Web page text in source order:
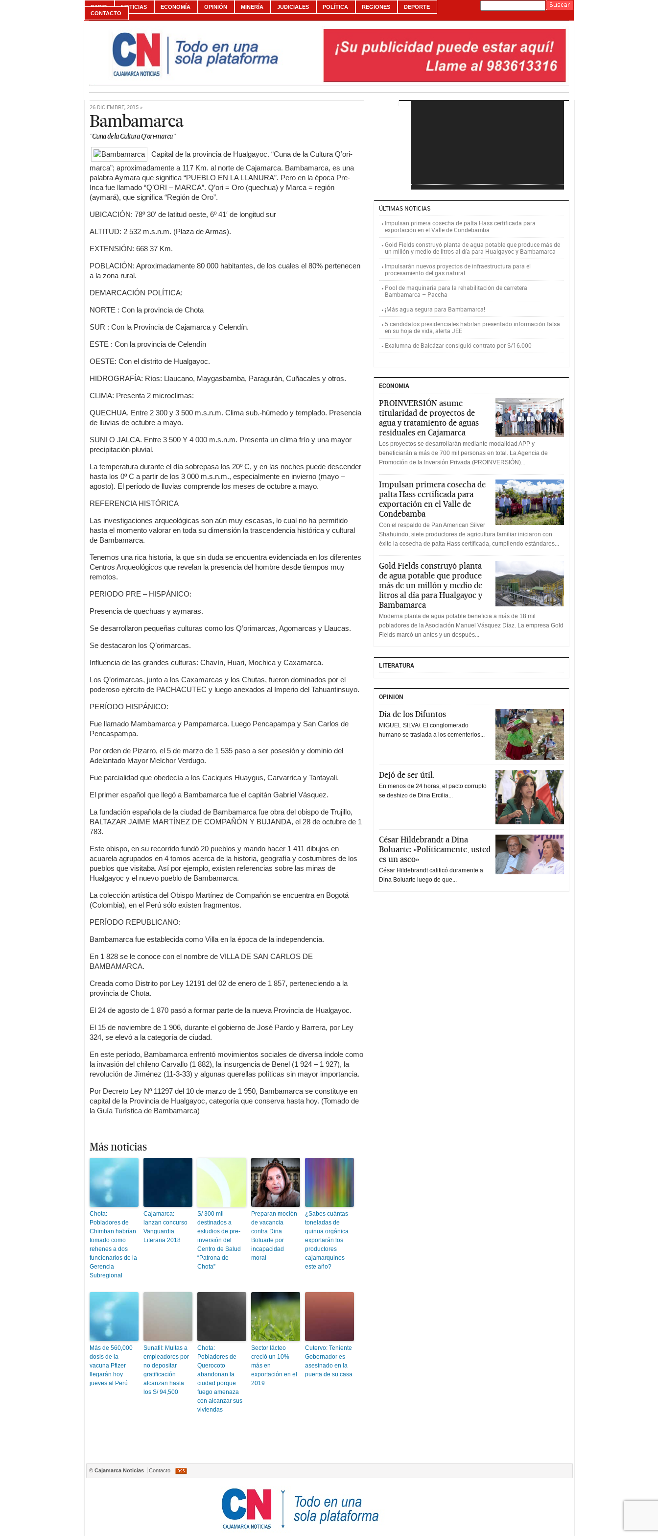
INICIO NOTICIAS ECONOMÍA OPINIÓN MINERÍA JUDICIALES POLÍTICA REGIONES
DEPORTE
CONTACTO
26 DICIEMBRE, 2015 »
Bambamarca
“Cuna de la Cultura Q’ori-marca”
Capital de la provincia de Hualgayoc. “Cuna de la Cultura Q’ori-
marca”; aproximadamente a 117 Km. al norte de Cajamarca. Bambamarca, es una
palabra Aymara que significa “PUEBLO EN LA LLANURA”. Pero en la época Pre-
Inca fue llamado “Q’ORI – MARCA”. Q’ori = Oro (quechua) y Marca = región
(aymará), que significa “Región de Oro”.
UBICACIÓN: 78º 30′ de latitud oeste, 6º 41′ de longitud sur
ALTITUD: 2 532 m.s.n.m. (Plaza de Armas).
EXTENSIÓN: 668 37 Km.
POBLACIÓN: Aproximadamente 80 000 habitantes, de los cuales el 80% pertenecen
a la zona rural.
DEMARCACIÓN POLÍTICA:
NORTE : Con la provincia de Chota
SUR : Con la Provincia de Cajamarca y Celendín.
ESTE : Con la provincia de Celendín
OESTE: Con el distrito de Hualgayoc.
HIDROGRAFÍA: Ríos: Llaucano, Maygasbamba, Paragurán, Cuñacales y otros.
CLIMA: Presenta 2 microclimas:
QUECHUA. Entre 2 300 y 3 500 m.s.n.m. Clima sub.-húmedo y templado. Presencia
de lluvias de octubre a mayo.
SUNI O JALCA. Entre 3 500 Y 4 000 m.s.n.m. Presenta un clima frío y una mayor
precipitación pluvial.
La temperatura durante el día sobrepasa los 20º C, y en las noches puede descender
hasta los 0º C a partir de los 3 000 m.s.n.m., especialmente en invierno (mayo –
agosto). El período de lluvias comprende los meses de octubre a mayo.
REFERENCIA HISTÓRICA
Las investigaciones arqueológicas son aún muy escasas, lo cual no ha permitido
hasta el momento valorar en toda su dimensión la trascendencia histórica y cultural
de Bambamarca.
Tenemos una rica historia, la que sin duda se encuentra evidenciada en los diferentes
Centros Arqueológicos que revelan la presencia del hombre desde tiempos muy
remotos.
PERIODO PRE – HISPÁNICO:
Presencia de quechuas y aymaras.
Se desarrollaron pequeñas culturas como los Q’orimarcas, Agomarcas y Llaucas.
Se destacaron los Q’orimarcas.
Influencia de las grandes culturas: Chavín, Huari, Mochica y Caxamarca.
Los Q’orimarcas, junto a los Caxamarcas y los Chutas, fueron dominados por el
poderoso ejército de PACHACUTEC y luego anexados al Imperio del Tahuantinsuyo.
PERÍODO HISPÁNICO:
Fue llamado Mambamarca y Pampamarca. Luego Pencapampa y San Carlos de
Pencaspampa.
Por orden de Pizarro, el 5 de marzo de 1 535 paso a ser posesión y dominio del
Adelantado Mayor Melchor Verdugo.
Fue parcialidad que obedecía a los Caciques Huaygus, Carvarrica y Tantayali.
El primer español que llegó a Bambamarca fue el capitán Gabriel Vásquez.
La fundación española de la ciudad de Bambamarca fue obra del obispo de Trujillo,
BALTAZAR JAIME MARTÍNEZ DE COMPAÑÓN Y BUJANDA, el 28 de octubre de 1
783.
Este obispo, en su recorrido fundó 20 pueblos y mando hacer 1 411 dibujos en
acuarela agrupados en 4 tomos acerca de la historia, geografía y costumbres de los
pueblos que visitaba. Así por ejemplo, existen referencias sobre las minas de
Hualgayoc y el nuevo pueblo de Bambamarca.
La colección artística del Obispo Martínez de Compañón se encuentra en Bogotá
(Colombia), en el Perú sólo existen fragmentos.
PERÍODO REPUBLICANO:
Bambamarca fue establecida como Villa en la época de la independencia.
En 1 828 se le conoce con el nombre de VILLA DE SAN CARLOS DE
BAMBAMARCA.
Creada como Distrito por Ley 12191 del 02 de enero de 1 857, perteneciendo a la
provincia de Chota.
El 24 de agosto de 1 870 pasó a formar parte de la nueva Provincia de Hualgayoc.
El 15 de noviembre de 1 906, durante el gobierno de José Pardo y Barrera, por Ley
324, se elevó a la categoría de ciudad.
En este período, Bambamarca enfrentó movimientos sociales de diversa índole como
la invasión del chileno Carvallo (1 882), la insurgencia de Benel (1 924 – 1 927), la
revolución de Jiménez (11-3-33) y algunas querellas políticas sin mayor importancia.
Por Decreto Ley Nº 11297 del 10 de marzo de 1 950, Bambamarca se constituye en
capital de la Provincia de Hualgayoc, categoría que conserva hasta hoy. (Tomado de
la Guía Turística de Bambamarca)
Más noticias
Chota:
Pobladores de
Chimban habrían
tomado como
rehenes a dos
funcionarios de la
Gerencia
Subregional
Cajamarca:
lanzan concurso
Vanguardia
Literaria 2018
S/ 300 mil
destinados a
estudios de pre-
inversión del
Centro de Salud
“Patrona de
Chota”
Preparan moción
de vacancia
contra Dina
Boluarte por
incapacidad
moral
¿Sabes cuántas
toneladas de
quinua orgánica
exportarán los
productores
cajamarquinos
este año?
Más de 560,000
dosis de la
vacuna Pfizer
llegarán hoy
jueves al Perú
Sunafil: Multas a
empleadores por
no depositar
gratificación
alcanzan hasta
los S/ 94,500
Chota:
Pobladores de
Querocoto
abandonan la
ciudad porque
fuego amenaza
con alcanzar sus
viviendas
Sector lácteo
creció un 10%
más en
exportación en el
2019
Cutervo: Teniente
Gobernador es
asesinado en la
puerta de su casa
ÚLTIMAS NOTICIAS
Impulsan primera cosecha de palta Hass certificada para
exportación en el Valle de Condebamba
Gold Fields construyó planta de agua potable que produce más de
un millón y medio de litros al día para Hualgayoc y Bambamarca
Impulsarán nuevos proyectos de infraestructura para el
procesamiento del gas natural
Pool de maquinaria para la rehabilitación de carretera
Bambamarca – Paccha
¡Más agua segura para Bambamarca!
5 candidatos presidenciales habrían presentado información falsa
en su hoja de vida, alerta JEE
Exalumna de Balcázar consiguió contrato por S/16.000
ECONOMIA
PROINVERSIÓN asume
titularidad de proyectos de
agua y tratamiento de aguas
residuales en Cajamarca
Los proyectos se desarrollarán mediante modalidad APP y
beneficiarán a más de 700 mil personas en total. La Agencia de
Promoción de la Inversión Privada (PROINVERSIÓN)...
Impulsan primera cosecha de
palta Hass certificada para
exportación en el Valle de
Condebamba
Con el respaldo de Pan American Silver
Shahuindo, siete productores de agricultura familiar iniciaron con
éxito la cosecha de palta Hass certificada, cumpliendo estándares...
Gold Fields construyó planta
de agua potable que produce
más de un millón y medio de
litros al día para Hualgayoc y
Bambamarca
Moderna planta de agua potable beneficia a más de 18 mil
pobladores de la Asociación Manuel Vásquez Díaz. La empresa Gold
Fields marcó un antes y un después...
LITERATURA
OPINION
Día de los Difuntos
MIGUEL SILVA/. El conglomerado
humano se traslada a los cementerios...
Dejó de ser útil.
En menos de 24 horas, el pacto corrupto
se deshizo de Dina Ercilia...
César Hildebrandt a Dina
Boluarte: «Políticamente, usted
es un asco»
César Hildebrandt calificó duramente a
Dina Boluarte luego de que...
© Cajamarca Noticias Contacto